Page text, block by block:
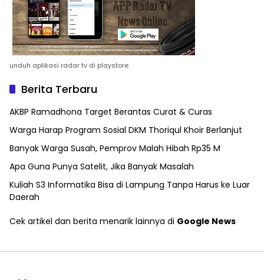
unduh aplikasi radar tv di playstore
Berita Terbaru
AKBP Ramadhona Target Berantas Curat & Curas
Warga Harap Program Sosial DKM Thoriqul Khoir Berlanjut
Banyak Warga Susah, Pemprov Malah Hibah Rp35 M
Apa Guna Punya Satelit, Jika Banyak Masalah
Kuliah S3 Informatika Bisa di Lampung Tanpa Harus ke Luar
Daerah
Cek artikel dan berita menarik lainnya di Google News